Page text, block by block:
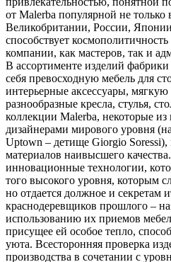
от Malerba популярной не
Великобритании, России,
способствует космополитичность
компании, как мастеров, так и
В ассортименте изделий
себя превосходную мебель для
интерьерные аксессуары,
разнообразные кресла, стулья,
коллекции Malerba, некоторые
дизайнерами мирового уровня
Uptown – детище Giorgio Soressi),
материалов наивысшего
инновационные технологии,
того высокого уровня, которым
но отдается должное и секретам
краснодеревщиков прошлого –
использованию их приемов
присущее ей особое тепло,
уюта. Всесторонняя проверка
производства в сочетании с